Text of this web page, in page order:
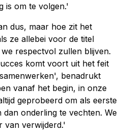
is om te volgen.'
dus, maar hoe zit het
ze allebei voor de titel
respectvol zullen blijven.
komt voort uit het feit
benadrukt
vanaf het begin, in onze
geprobeerd om als eerste
dan onderling te vechten. We
van verwijderd.'